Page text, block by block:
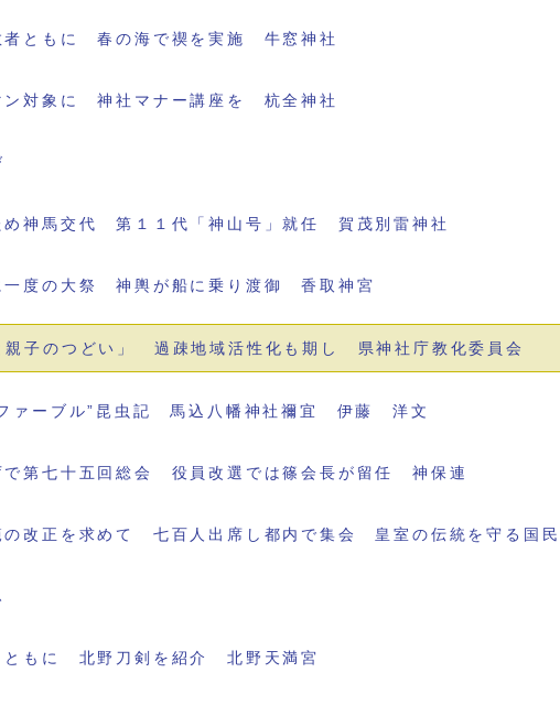
者ともに 春の海で禊を実施 牛窓神社
ン対象に 神社マナー講座を 杭全神社
め神馬交代 第１１代「神山号」就任 賀茂別雷神社
一度の大祭 神輿が船に乗り渡御 香取神宮
親子のつどい」 過疎地域活性化も期し 県神社庁教化委員会
ァーブル”昆虫記 馬込八幡神社禰宜 伊藤 洋文
で第七十五回総会 役員改選では篠会長が留任 神保連
の改正を求めて 七百人出席し都内で集会 皇室の伝統を守る国
ともに 北野刀剣を紹介 北野天満宮